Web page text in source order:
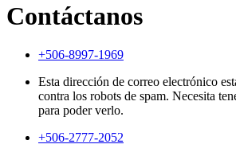
Contáctanos
+506-8997-1969
Esta dirección de correo electrónico
contra los robots de spam. Necesita
para poder verlo.
+506-2777-2052